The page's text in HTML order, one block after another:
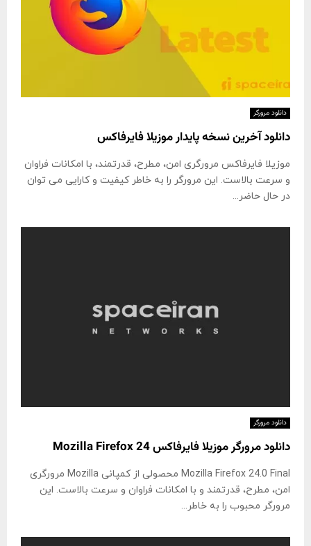
دانلود مرورگر
دانلود آخرین نسخه پایدار موزیلا فایرفاکس
موزیلا فایرفاکس مرورگری امن، مطرح، قدرتمند، با امكانات فراوان
و سرعت بالاست. این مرورگر را به خاطر كیفیت و كارایی می توان
در حال حاضر...
دانلود مرورگر
دانلود مرورگر موزیلا فایرفاکس 24 Mozilla Firefox
Mozilla Firefox 24.0 Final محصولی از كمپانی Mozilla مرورگری
امن، مطرح، قدرتمند و با امكانات فراوان و سرعت بالاست. این
مرورگر محبوب را به خاطر...